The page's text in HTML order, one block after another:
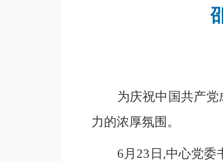
为庆祝中国共产党
力的浓厚氛围。
6月23日,中心党